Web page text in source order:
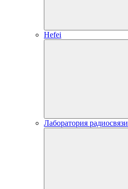
Hefei
Лаборатория радиосвязи